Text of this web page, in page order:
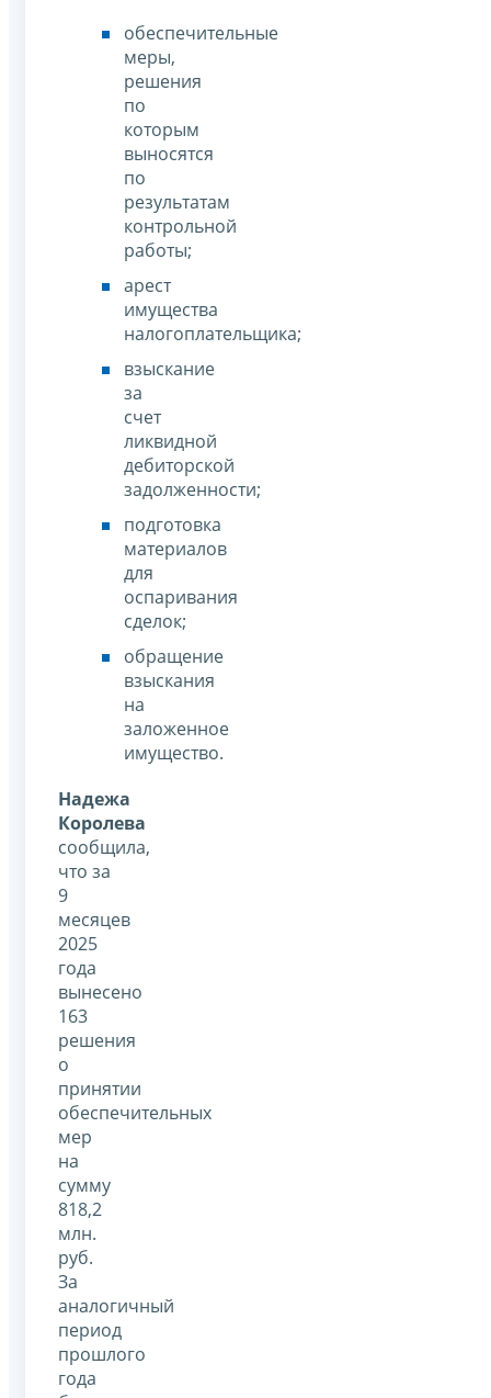
обеспечительные
меры,
решения
по
которым
выносятся
по
результатам
контрольной
работы;
арест
имущества
налогоплательщика;
взыскание
за
счет
ликвидной
дебиторской
задолженности;
подготовка
материалов
для
оспаривания
сделок;
обращение
взыскания
на
заложенное
имущество.
Надежа
Королева
сообщила,
что за
9
месяцев
2025
года
вынесено
163
решения
о
принятии
обеспечительных
мер
на
сумму
818,2
млн.
руб.
За
аналогичный
период
прошлого
года